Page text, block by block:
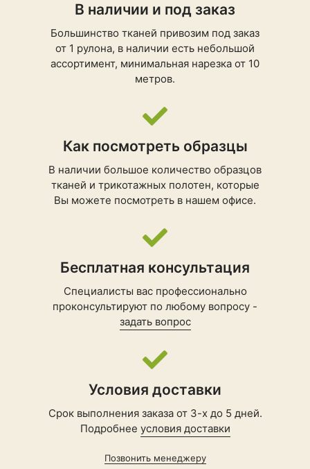
В наличии и под заказ
Большинство тканей привозим под заказ
от 1 рулона, в наличии есть небольшой
ассортимент, минимальная нарезка от 10
метров.
Как посмотреть образцы
В наличии большое количество образцов
тканей и трикотажных полотен, которые
Вы можете посмотреть в нашем офисе.
Бесплатная консультация
Специалисты вас профессионально
проконсультируют по любому вопросу -
задать вопрос
Условия доставки
Срок выполнения заказа от 3-х до 5 дней.
Подробнее условия доставки
Позвонить менеджеру